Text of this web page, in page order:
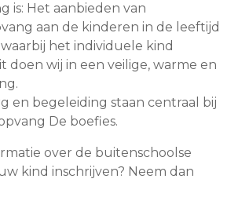
is: Het aanbieden van
aan de kinderen in de leeftijd
waarbij het individuele kind
doen wij in een veilige, warme en
en begeleiding staan centraal bij
De boefies.
over de buitenschoolse
kind inschrijven? Neem dan